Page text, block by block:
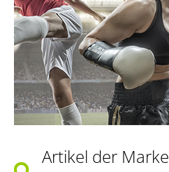
Artikel der Marke